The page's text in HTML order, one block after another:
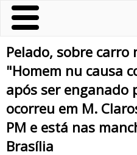
Pelado, sobre carro
"Homem nu causa
após ser
ocorreu em M.
PM e está nas
Brasília